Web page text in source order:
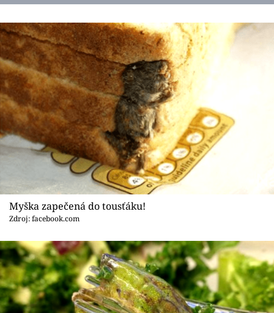
Myška zapečená do tousťáku!
Zdroj: facebook.com